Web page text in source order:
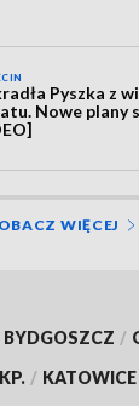
Pyszka z
Nowe plany
WIĘCEJ
BYDGOSZCZ /
/ KATOWICE